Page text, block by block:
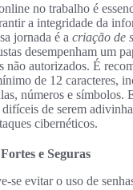
no trabalho é
a integridade da
jornada é a criação de
desempenham um
não autorizados. É
de 12 caracteres,
números e símbolos.
difíceis de serem
cibernéticos.
e Seguras
se evitar o uso de